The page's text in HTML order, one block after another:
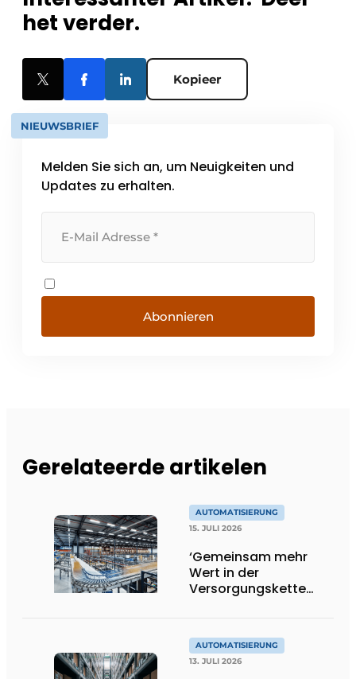
het verder.
Kopieer
NIEUWSBRIEF
Melden Sie sich an, um Neuigkeiten und
Updates zu erhalten.
Abonnieren
Gerelateerde artikelen
AUTOMATISIERUNG
15. JULI 2026
‘Gemeinsam mehr
Wert in der
Versorgungskette
AUTOMATISIERUNG
13. JULI 2026